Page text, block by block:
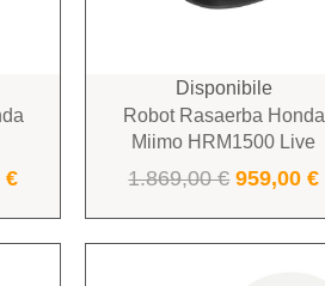
€
Disponibile
Robot Rasaerba Honda
Miimo HRM1500 Live
1.869,00€ 959,00€